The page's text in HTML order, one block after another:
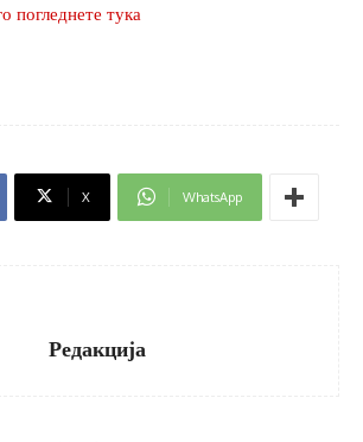
погледнете тука
X WhatsApp
Редакција